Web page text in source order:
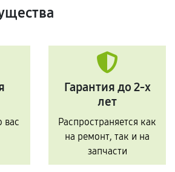
вас
Гарантия до 2-х
лет
Распространяется как
на ремонт, так и на
запчасти